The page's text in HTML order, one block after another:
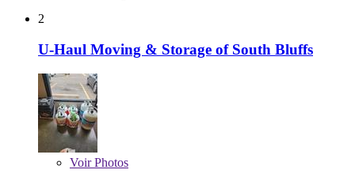
2
U-Haul Moving & Storage of South Bluffs
VoirPhotos